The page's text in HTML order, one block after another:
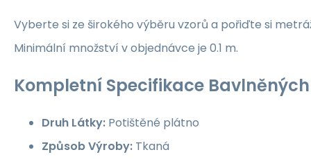
Vyberte si ze širokého výběru vzorů a pořiďte si
Minimální množství v objednávce je 0.1 m.
Kompletní Specifikace
Druh Látky: Potištěné plátno
Způsob Výroby: Tkaná